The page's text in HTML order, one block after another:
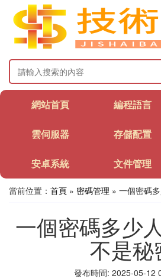
網站首頁 編程語言
雲伺服器 存儲配置
安卓系統 文件管理
當前位置： 首頁 » 密碼管理 » 一個密碼
一個密碼多少
不是秘
發布時間: 2025-05-12